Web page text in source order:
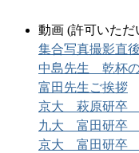
動画 (許可いただ
集合写真撮影直
中島先生 乾杯
富田先生ご挨拶
京大 萩原研卒
九大 富田研卒
京大 富田研卒